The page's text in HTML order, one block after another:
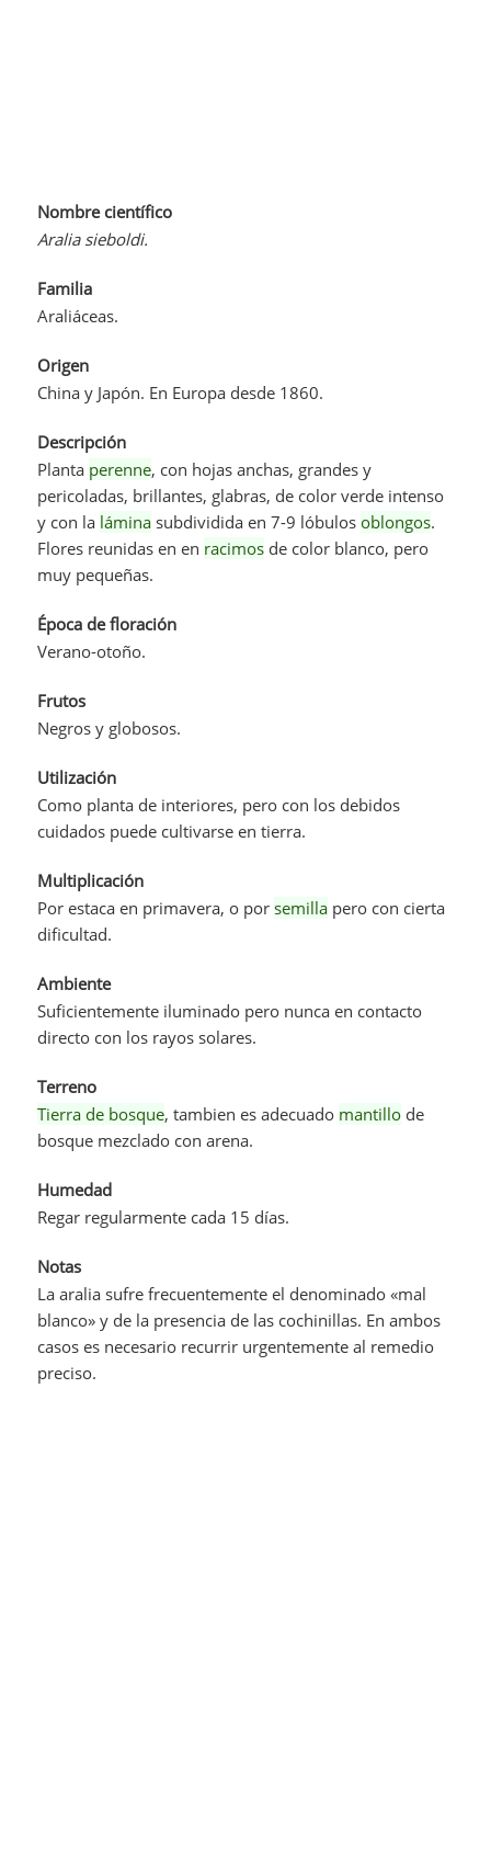
Nombre científico
Aralia sieboldi.
Familia
Araliáceas.
Origen
China y Japón. En Europa desde 1860.
Descripción
Planta perenne, con hojas anchas, grandes y
pericoladas, brillantes, glabras, de color verde intenso
y con la lámina subdividida en 7-9 lóbulosoblongos.
Flores reunidas en en racimos de color blanco, pero
muy pequeñas.
Época de floración
Verano-otoño.
Frutos
Negros y globosos.
Utilización
Como planta de interiores, pero con los debidos
cuidados puede cultivarse en tierra.
Multiplicación
Por estaca en primavera, o por semilla pero con cierta
dificultad.
Ambiente
Suficientemente iluminado pero nunca en contacto
directo con los rayos solares.
Terreno
Tierra de bosque, tambien es adecuado mantillo de
bosque mezclado con arena.
Humedad
Regar regularmente cada 15 días.
Notas
La aralia sufre frecuentemente el denominado «mal
blanco» y de la presencia de las cochinillas. En ambos
casos es necesario recurrir urgentemente al remedio
preciso.